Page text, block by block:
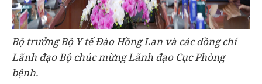
Bộ trưởng Bộ Y tế Đào Hồng Lan và các đồng chí
Lãnh đạo Bộ chúc mừng Lãnh đạo Cục Phòng
bệnh.